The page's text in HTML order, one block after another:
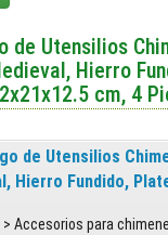
de Utensilios
Hierro
cm, 4
de Utensilios
Hierro Fundido,
Accesorios para